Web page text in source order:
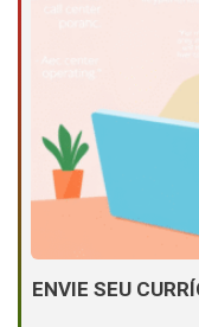
ENVIE SEU